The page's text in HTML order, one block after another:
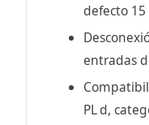
defecto
entradas
PL d,